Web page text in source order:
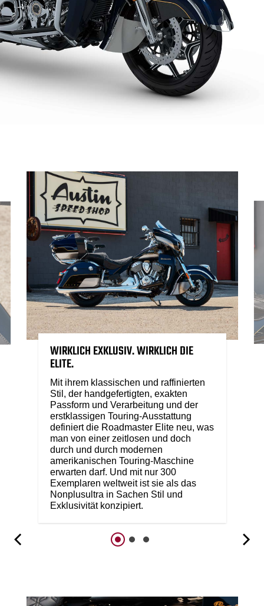
WIRKLICH EXKLUSIV. WIRKLICH DIE
ELITE.
Mit ihrem klassischen und raffinierten
Stil, der handgefertigten, exakten
Passform und Verarbeitung und der
erstklassigen Touring-Ausstattung
definiert die Roadmaster Elite neu, was
man von einer zeitlosen und doch
durch und durch modernen
amerikanischen Touring-Maschine
erwarten darf. Und mit nur 300
Exemplaren weltweit ist sie als das
Nonplusultra in Sachen Stil und
Exklusivität konzipiert.